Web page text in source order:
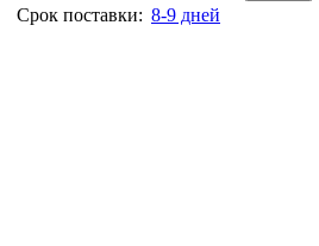
Срок поставки: 8-9 дней